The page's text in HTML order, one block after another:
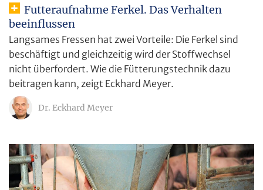
Futteraufnahme Ferkel. Das Verhalten
beeinflussen
Langsames Fressen hat zwei Vorteile: Die Ferkel sind
beschäftigt und gleichzeitig wird der Stoffwechsel
nicht überfordert. Wie die Fütterungstechnik dazu
beitragen kann, zeigt Eckhard Meyer.
Dr. Eckhard Meyer